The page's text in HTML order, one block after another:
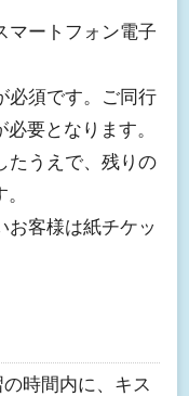
マートフォン電子
必須です。ご同行
要となります。
たうえで、残りの
客様は紙チケッ
時間内に、キス